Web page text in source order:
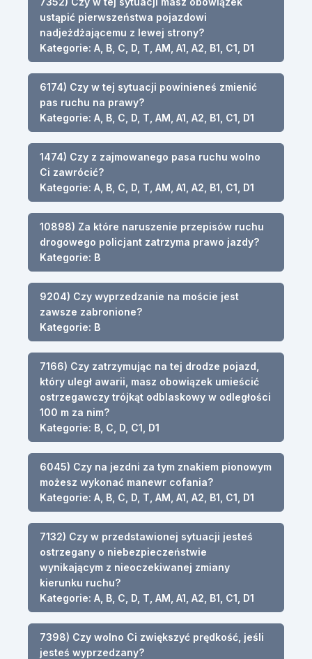
ustąpić pierwszeństwa pojazdowi
nadjeżdżającemu z lewej strony?
Kategorie: A, B, C, D, T, AM, A1, A2, B1, C1, D1
6174) Czy w tej sytuacji powinieneś zmienić
pas ruchu na prawy?
Kategorie: A, B, C, D, T, AM, A1, A2, B1, C1, D1
1474) Czy z zajmowanego pasa ruchu wolno
Ci zawrócić?
Kategorie: A, B, C, D, T, AM, A1, A2, B1, C1, D1
10898) Za które naruszenie przepisów ruchu
drogowego policjant zatrzyma prawo jazdy?
Kategorie: B
9204) Czy wyprzedzanie na moście jest
zawsze zabronione?
Kategorie: B
7166) Czy zatrzymując na tej drodze pojazd,
który uległ awarii, masz obowiązek umieścić
ostrzegawczy trójkąt odblaskowy w odległości
100 m za nim?
Kategorie: B, C, D, C1, D1
6045) Czy na jezdni za tym znakiem pionowym
możesz wykonać manewr cofania?
Kategorie: A, B, C, D, T, AM, A1, A2, B1, C1, D1
7132) Czy w przedstawionej sytuacji jesteś
ostrzegany o niebezpieczeństwie
wynikającym z nieoczekiwanej zmiany
kierunku ruchu?
Kategorie: A, B, C, D, T, AM, A1, A2, B1, C1, D1
7398) Czy wolno Ci zwiększyć prędkość, jeśli
jesteś wyprzedzany?